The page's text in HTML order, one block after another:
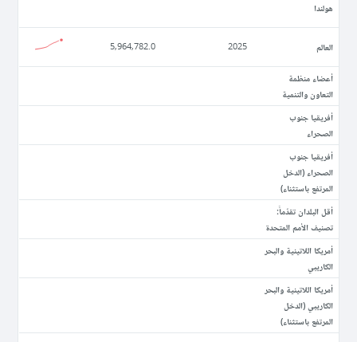
ھولندا
العالم 2025
5,964,782.0
أعضاء منظمة
التعاون والتنمية
أفريقيا جنوب
الصحراء
أفريقيا جنوب
الصحراء (الدخل
المرتفع باستثناء)
أقل البلدان تقدّماً:
تصنيف الأمم المتحدة
أمريكا اللاتينية والبحر
الكاريبي
أمريكا اللاتينية والبحر
الكاريبي (الدخل
المرتفع باستثناء)